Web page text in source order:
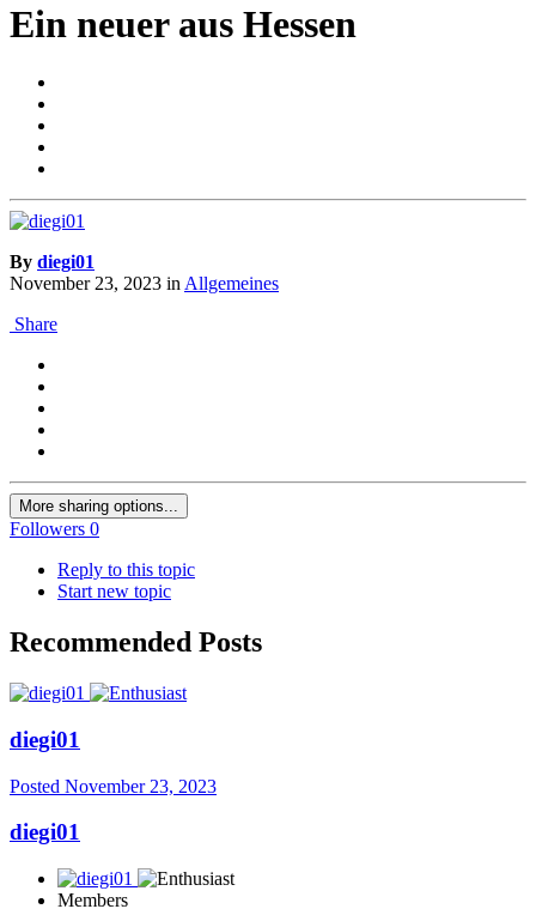
Ein neuer aus Hessen
By diegi01
November 23, 2023 inAllgemeines
Share
More sharing options...
Followers 0
Reply to this topic
Start new topic
Recommended Posts
diegi01
Posted November 23, 2023
diegi01
Members